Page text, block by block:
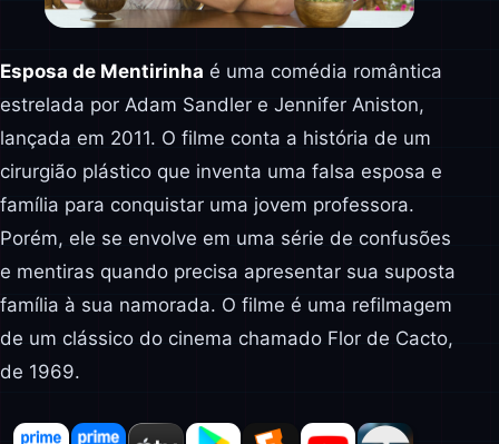
Esposa de Mentirinha é uma comédia romântica
estrelada por Adam Sandler e Jennifer Aniston,
lançada em 2011. O filme conta a história de um
cirurgião plástico que inventa uma falsa esposa e
família para conquistar uma jovem professora.
Porém, ele se envolve em uma série de confusões
e mentiras quando precisa apresentar sua suposta
família à sua namorada. O filme é uma refilmagem
de um clássico do cinema chamado Flor de Cacto,
de 1969.